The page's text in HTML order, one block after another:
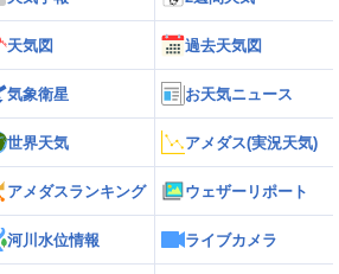
天気図 過去天気図
気象衛星 お天気ニュース
世界天気 アメダス(実況天気)
アメダスランキング ウェザーリポート
河川水位情報 ライブカメラ